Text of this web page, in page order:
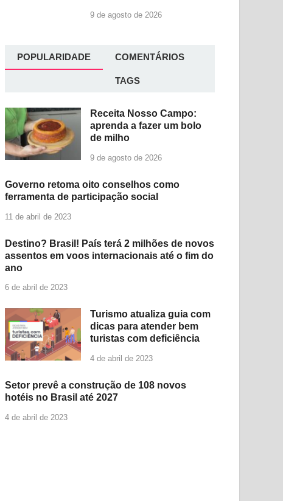
9 de agosto de 2026
POPULARIDADE COMENTÁRIOS
TAGS
Receita Nosso Campo:
aprenda a fazer um bolo
de milho
9 de agosto de 2026
Governo retoma oito conselhos como
ferramenta de participação social
11 de abril de 2023
Destino? Brasil! País terá 2 milhões de novos
assentos em voos internacionais até o fim do
ano
6 de abril de 2023
Turismo atualiza guia com
dicas para atender bem
turistas com deficiência
4 de abril de 2023
Setor prevê a construção de 108 novos
hotéis no Brasil até 2027
4 de abril de 2023